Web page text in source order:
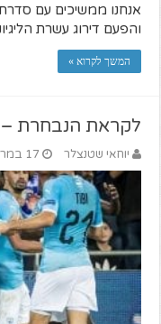
אנחנו ממשיכים עם
והפעם דירוג עשרת
המשך לקרוא »
לקראת הנבחרת –
יוחאי שטנצלר 17 במרץ 2019